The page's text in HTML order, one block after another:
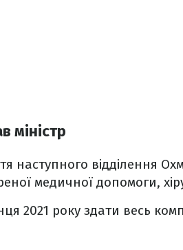
міністр
наступного відділення
медичної допомоги,
2021 року здати весь